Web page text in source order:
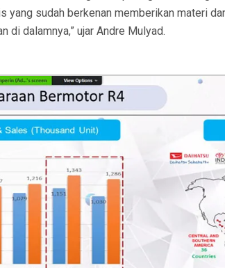
yang sudah berkenan memberikan materi
di dalamnya,” ujar Andre Mulyad.